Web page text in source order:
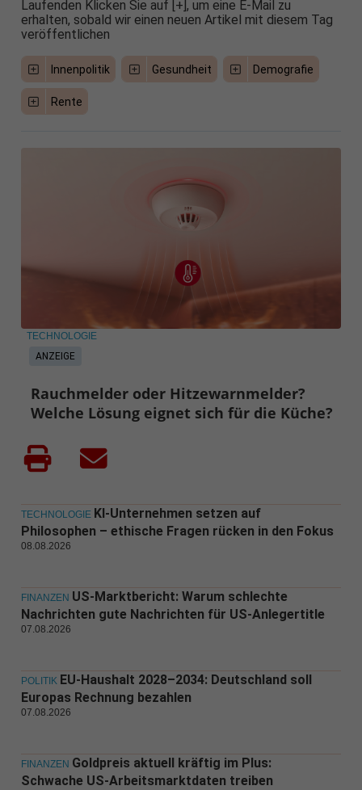
Laufenden Klicken Sie auf [+], um eine E-Mail zu
erhalten, sobald wir einen neuen Artikel mit diesem Tag
veröffentlichen
Innenpolitik Gesundheit Demografie
Rente
ANZEIGE
TECHNOLOGIE
Rauchmelder oder Hitzewarnmelder?
Welche Lösung eignet sich für die Küche?
TECHNOLOGIE KI-Unternehmen setzen auf
Philosophen – ethische Fragen rücken in den Fokus
08.08.2026
FINANZEN US-Marktbericht: Warum schlechte
Nachrichten gute Nachrichten für US-Anlegertitle
07.08.2026
POLITIK EU-Haushalt 2028–2034: Deutschland soll
Europas Rechnung bezahlen
07.08.2026
FINANZEN Goldpreis aktuell kräftig im Plus:
Schwache US-Arbeitsmarktdaten treiben